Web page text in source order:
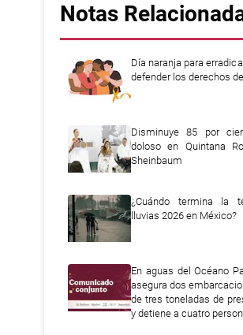
Notas
Día naranja para
defender los derechos
Disminuye 85 por
doloso en Quintana
Sheinbaum
¿Cuándo termina la
lluvias 2026 en México?
En aguas del Océano
asegura dos
de tres toneladas de
y detiene a cuatro